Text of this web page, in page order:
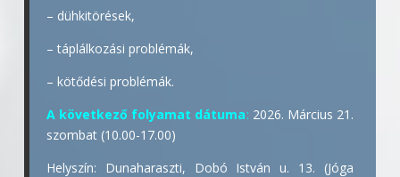
– dühkitörések,
– táplálkozási problémák,
– kötődési problémák.
A következő folyamat dátuma: 2026. Március 21.
szombat (10.00-17.00)
Helyszín: Dunaharaszti, Dobó István u. 13. (Jóga